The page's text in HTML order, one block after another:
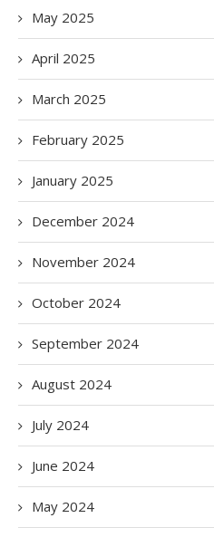
May 2025
April 2025
March 2025
February 2025
January 2025
December 2024
November 2024
October 2024
September 2024
August 2024
July 2024
June 2024
May 2024